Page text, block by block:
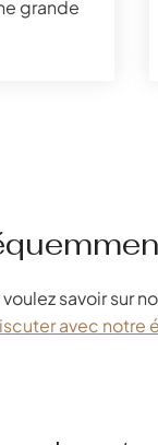
grande
savoir sur
avec notre